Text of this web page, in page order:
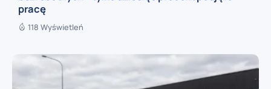
pracę
118 Wyświetleń